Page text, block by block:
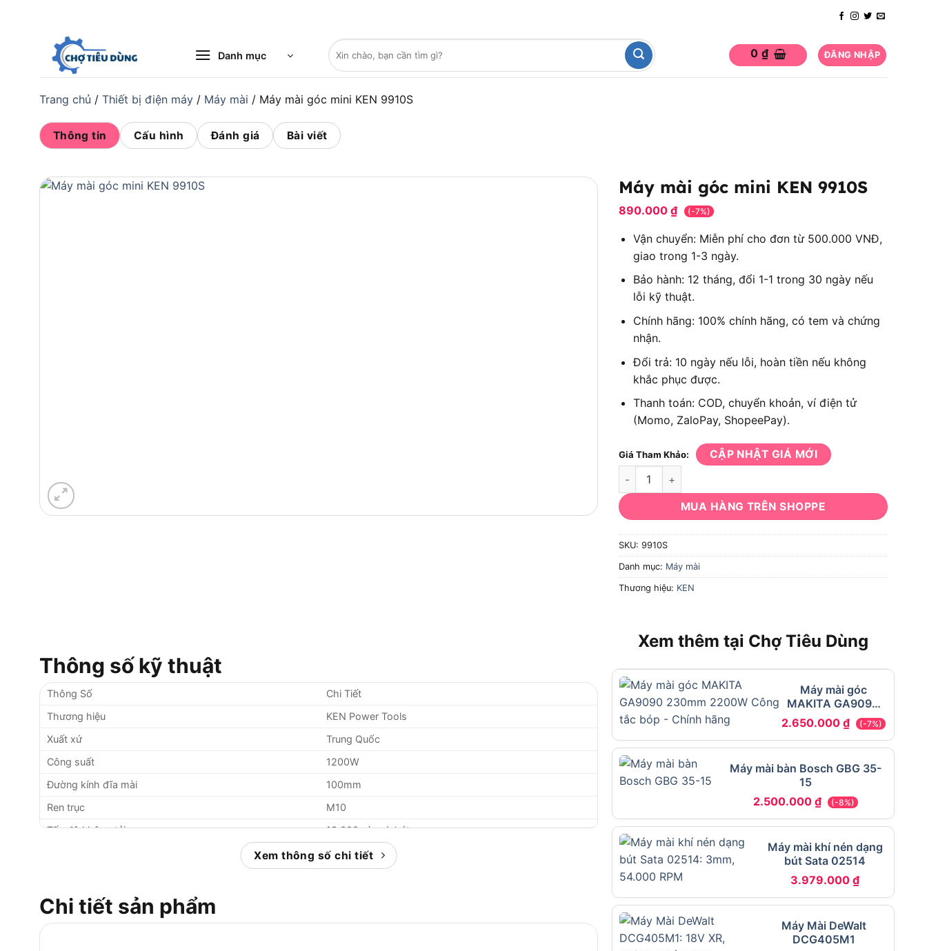
Danh mục
Tìm
kiếm:
0 ₫ ĐĂNG NHẬP
Trang chủ / Thiết bị điện máy / Máy mài / Máy mài góc mini KEN 9910S
Thông tin Cấu hình Đánh giá Bài viết
Máy mài góc mini KEN 9910S
890.000 ₫ (-7%)
Vận chuyển: Miễn phí cho đơn từ 500.000 VNĐ,
giao trong 1-3 ngày.
Bảo hành: 12 tháng, đổi 1-1 trong 30 ngày nếu
lỗi kỹ thuật.
Chính hãng: 100% chính hãng, có tem và chứng
nhận.
Đổi trả: 10 ngày nếu lỗi, hoàn tiền nếu không
khắc phục được.
Thanh toán: COD, chuyển khoản, ví điện tử
(Momo, ZaloPay, ShopeePay).
Giá Tham Khảo: CẬP NHẬT GIÁ MỚI
Máy mài góc mini KEN 9910S số lượng
MUA HÀNG TRÊN SHOPPE
SKU: 9910S
Danh mục: Máy mài
Thương hiệu: KEN
Thông số kỹ thuật
Thông Số
Chi Tiết
Thương hiệu
KEN Power Tools
Xuất xứ
Trung Quốc
Công suất
1200W
Đường kính đĩa mài
100mm
Ren trục
M10
Tốc độ không tải
13.000 vòng/phút
220-240V, 50/60Hz
Loại công tắc
Bảo hành
6 tháng
Xem thông số chi tiết
Chi tiết sản phẩm
Xem thêm tại Chợ Tiêu Dùng
Máy mài góc
MAKITA GA9090
230mm 2200W
Công tắc bóp
2.650.000 ₫ (-7%)
Máy mài bàn Bosch GBG 35-
15
2.500.000₫ (-8%)
Máy mài khí nén dạng
bút Sata 02514
3.979.000₫
Máy Mài DeWalt
DCG405M1